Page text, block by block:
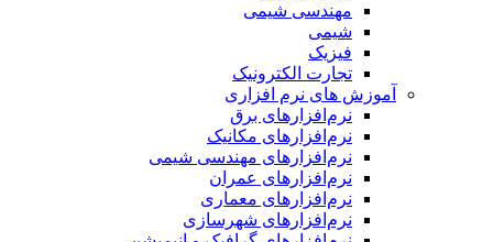
مهندسی شیمی
شیمی
فیزیک
تجارت الکترونیک
آموزش های نرم افزاری
نرم‌افزارهای برق
نرم‌افزارهای مکانیک
نرم‌افزارهای مهندسی شیمی
نرم‌افزارهای عمران
نرم‌افزارهای معماری
نرم‌افزارهای شهرسازی